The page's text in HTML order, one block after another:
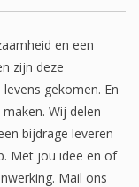
en een
zijn deze
gekomen. En
Wij delen
bijdrage leveren
Met jou idee en of
Mail ons